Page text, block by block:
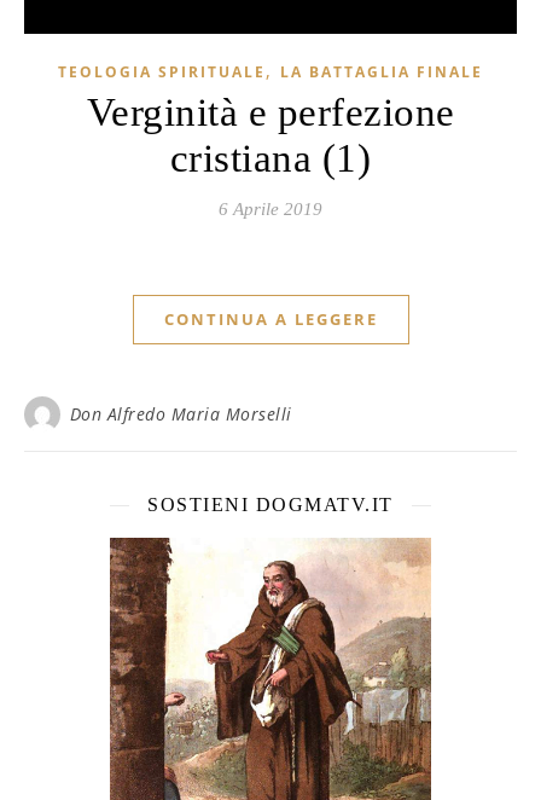
TEOLOGIA SPIRITUALE , LA BATTAGLIA FINALE
Verginità e perfezione
cristiana (1)
6 Aprile 2019
CONTINUA A LEGGERE
Don Alfredo Maria Morselli
SOSTIENI DOGMATV.IT